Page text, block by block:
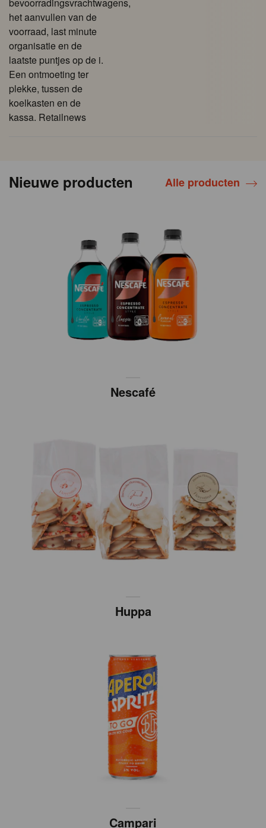
het aanvullen van de
voorraad, last minute
organisatie en de
laatste puntjes op de i.
Een ontmoeting ter
plekke, tussen de
koelkasten en de
kassa. Retailnews
Nieuwe producten Alle producten
Nescafé
Huppa
Campari